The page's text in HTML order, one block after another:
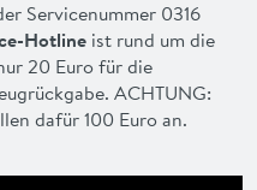
Servicenummer 0316
Hotline ist rund um die
20 Euro für die
ACHTUNG:
dafür 100 Euro an.